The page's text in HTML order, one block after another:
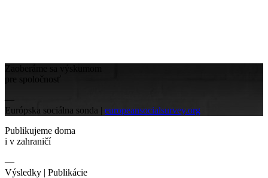
pre spoločnosť
—
Európska sociálna sonda | europeansocialsurvey.org
Publikujeme doma
i v zahraničí
—
Výsledky | Publikácie